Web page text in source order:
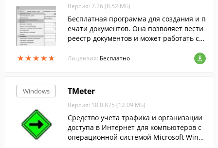
★★★★★
★★★★★
Версия: 7.26 (8.52 МБ)
Бесплатная программа для создания и п
ечати документов. Она позволяет вести
реестр документов и может работать с о
Лицензия: Бесплатно
Windows TMeter
Версия: 18.0.875 (12.09 МБ)
Средство учета трафика и организации
доступа в Интернет для компьютеров с
операционной системой Microsoft Wind